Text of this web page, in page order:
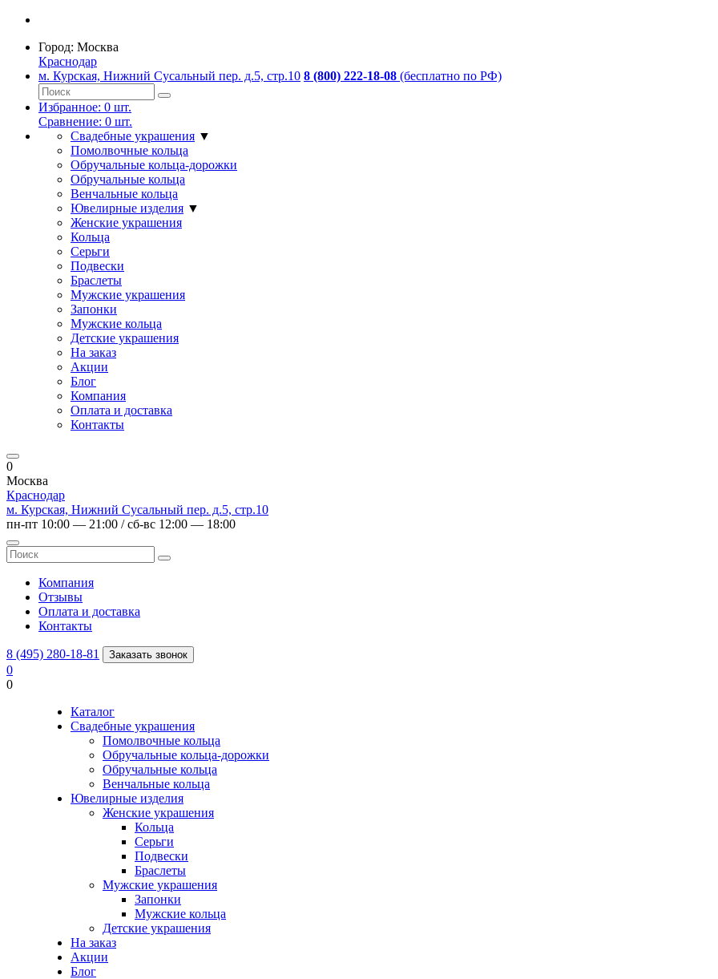
Город: Москва
Краснодар
м. Курская, Нижний Сусальный пер. д.5, стр.10 8 (800) 222-18-08 (бесплатно по РФ)
Избранное: 0 шт.
Сравнение: 0 шт.
Свадебные украшения ▼
Помолвочные кольца
Обручальные кольца-дорожки
Обручальные кольца
Венчальные кольца
Ювелирные изделия ▼
Женские украшения
Кольца
Серьги
Подвески
Браслеты
Мужские украшения
Запонки
Мужские кольца
Детские украшения
На заказ
Акции
Блог
Компания
Оплата и доставка
Контакты
0
Москва
Краснодар
м. Курская, Нижний Сусальный пер. д.5, стр.10
пн-пт 10:00 — 21:00 / сб-вс 12:00 — 18:00
Компания
Отзывы
Оплата и доставка
Контакты
8 (495) 280-18-81 Заказать звонок
0
0
Каталог
Свадебные украшения
Помолвочные кольца
Обручальные кольца-дорожки
Обручальные кольца
Венчальные кольца
Ювелирные изделия
Женские украшения
Кольца
Серьги
Подвески
Браслеты
Мужские украшения
Запонки
Мужские кольца
Детские украшения
На заказ
Акции
Блог